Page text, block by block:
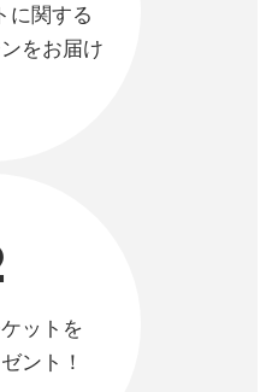
に関する
をお届け
ットを
ント！